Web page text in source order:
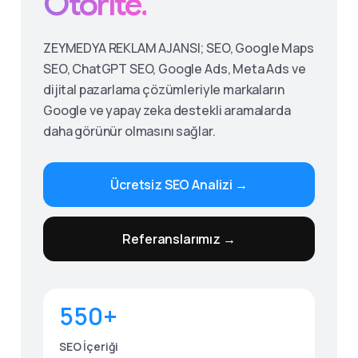
ZEYMEDYA REKLAM AJANSI; SEO, Google Maps
SEO, ChatGPT SEO, Google Ads, Meta Ads ve
dijital pazarlama çözümleriyle markaların
Google ve yapay zeka destekli aramalarda
daha görünür olmasını sağlar.
Ücretsiz SEO Analizi →
Referanslarımız →
550+
SEO İçeriği
Give us a call
Send us a message
Send your message any time you want.